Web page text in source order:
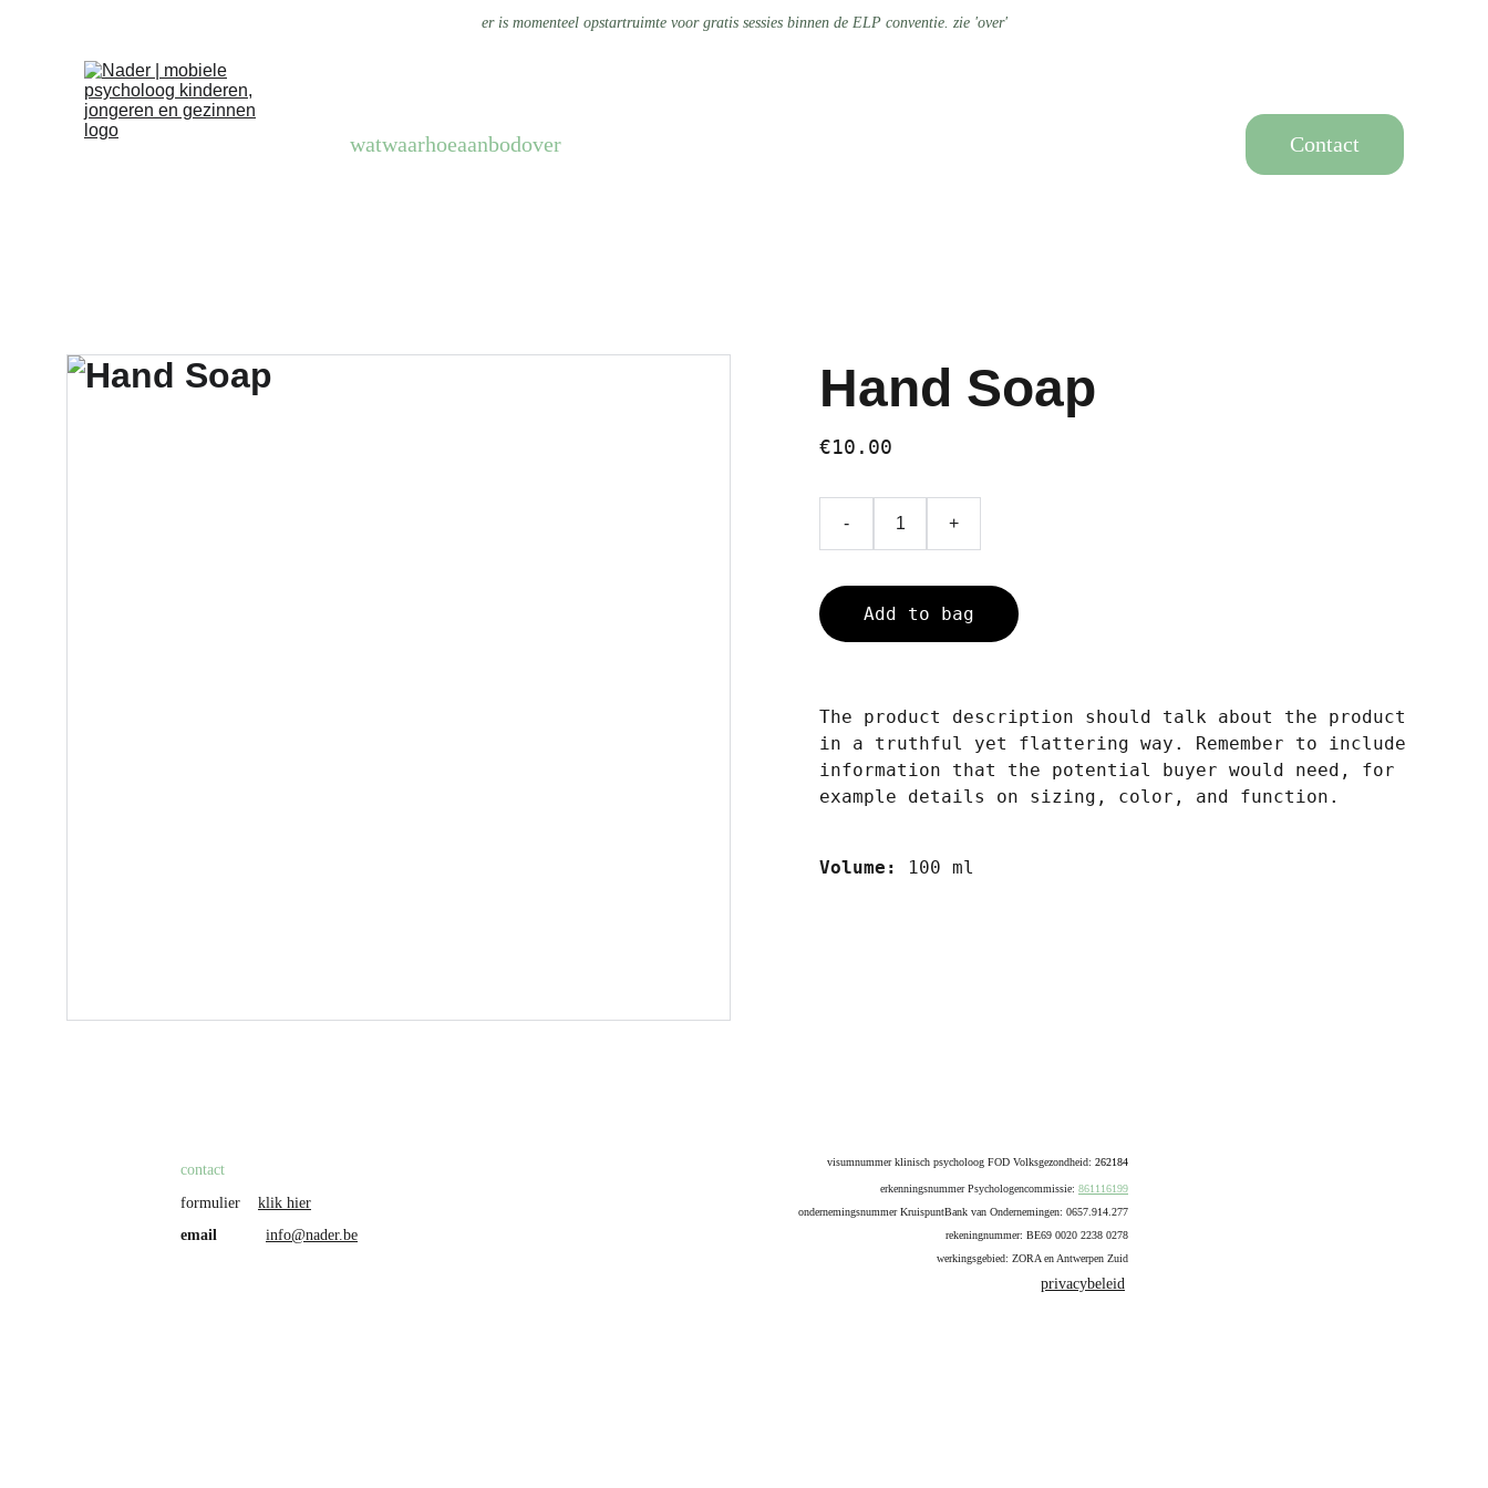
er is momenteel opstartruimte voor gratis sessies binnen de ELP conventie. zie 'over'
watwaarhoeaanbodover Contact
Hand Soap
€10.00
- +
Add to bag
The product description should talk about the product
in a truthful yet flattering way. Remember to include
information that the potential buyer would need, for
example details on sizing, color, and function.
Volume: 100 ml
contact
formulier klik hier
email info@nader.be
visumnummer klinisch psycholoog FOD Volksgezondheid: 262184
erkenningsnummer Psychologencommissie: 861116199
ondernemingsnummer KruispuntBank van Ondernemingen: 0657.914.277
rekeningnummer: BE69 0020 2238 0278
werkingsgebied: ZORA en Antwerpen Zuid
privacybeleid